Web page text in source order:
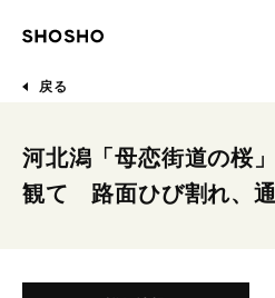
戻る
河北潟「母恋街道の桜
観て 路面ひび割れ、通